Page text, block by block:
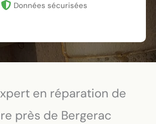
Données sécurisées
en réparation de
près de Bergerac